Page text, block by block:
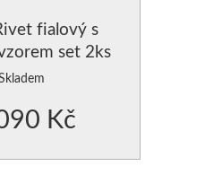
ZÁVĚSY JEDNOBAREVNÉ
ZÁVĚSY
ZÁVĚSY HOTOVÉ- SE
fialový s
set 2ks
Kč